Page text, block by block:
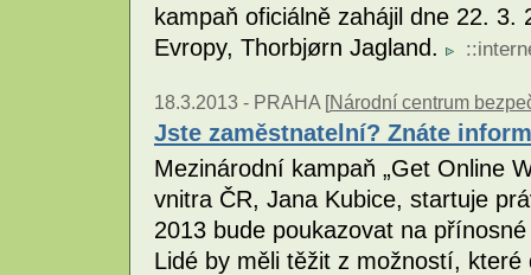
kampaň oficiálně zahájil dne 22.
Evropy, Thorbjørn Jagland.
::
18.3.2013 - PRAHA [Národní centrum
Jste zaměstnatelní? Znáte
Mezinárodní kampaň „Get Online
vnitra ČR, Jana Kubice, startuje
2013 bude poukazovat na
Lidé by měli těžit z možností,